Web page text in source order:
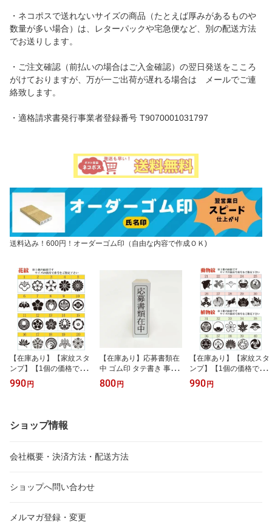
・ネコポスで送れないサイズの商品（たとえば厚みがあるものや
数量が多い場合）は、レターパックや宅急便など、別の配送方法
でお送りします。
・ご注文確認（前払いの場合はご入金確認）の翌日発送をこころ
がけておりますが、万が一ご出荷が遅れる場合は メールでご連
絡致します。
・適格請求書発行事業者登録番号 T9070001031797
送料込み！600円！オーダーゴム印（自由な内容で作成ＯＫ)
【在庫あり】【家紋スタ
ンプ】【1個の価格で
す】【花紋】はんこスタ
ンプゴム印
990 円
【在庫あり】応募書類在
中 ゴム印 タテ書き 事務
用スタンプ はんこ 印面
サイズ 40mm×10mm 外
800 円
【在庫あり】【家紋スタ
ンプ】【1個の価格で
す】【動物紋・植物紋】
はんこスタンプゴム印
990 円
ショップ情報
会社概要・決済方法・配送方法
ショップへ問い合わせ
メルマガ登録・変更